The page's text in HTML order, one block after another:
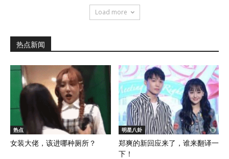
Load more
热点新闻
热点
女装大佬，该进哪种厕所？
明星八卦
郑爽的新回应来了，谁来翻译一
下！